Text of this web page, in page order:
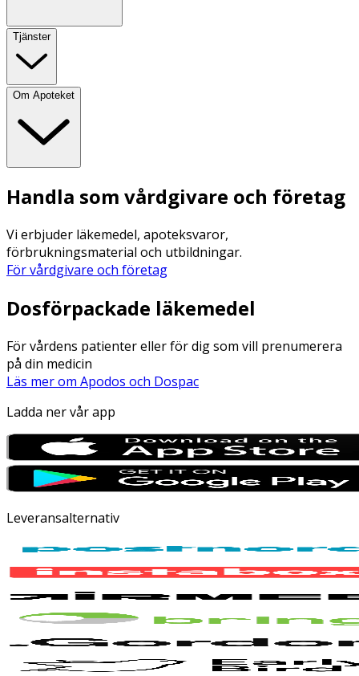
Tjänster
Om Apoteket
Handla som vårdgivare och företag
Vi erbjuder läkemedel, apoteksvaror,
förbrukningsmaterial och utbildningar.
För vårdgivare och företag
Dosförpackade läkemedel
För vårdens patienter eller för dig som vill prenumerera
på din medicin
Läs mer om Apodos och Dospac
Ladda ner vår app
Leveransalternativ